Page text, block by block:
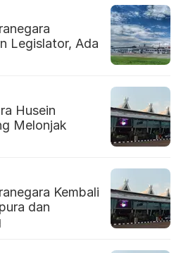
Legislator, Ada
Husein
Melonjak
Kembali
dan